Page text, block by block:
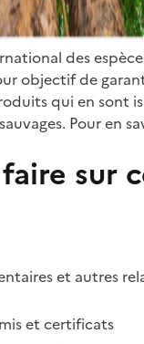
des
objectif de
qui en sont
Pour en
sur
et autres
et certificats